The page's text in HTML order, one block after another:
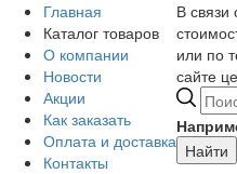
Главная
Каталог товаров
О компании
Новости
Акции
Как заказать
Оплата и доставка
Контакты
В связи
или по
сайте
Найти